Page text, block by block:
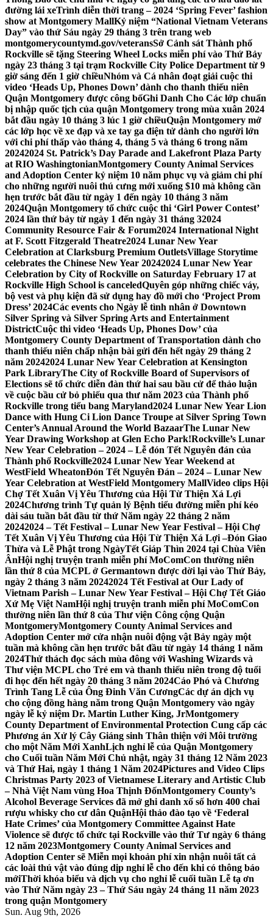
đường lái xeTrình diễn thời trang – 2024 ‘Spring Fever’ fashion
show at Montgomery MallKỷ niệm “National Vietnam Veterans
Day” vào thứ Sáu ngày 29 tháng 3 trên trang web
montgomerycountymd.gov/veteransSở Cảnh sát Thành phố
Rockville sẽ tặng Steering Wheel Locks miễn phí vào Thứ Bảy
ngày 23 tháng 3 tại trạm Rockville City Police Department từ 9
giờ sáng đến 1 giờ chiềuNhóm và Cá nhân đoạt giải cuộc thi
video ‘Heads Up, Phones Down’ dành cho thanh thiếu niên
Quận Montgomery được công bốGhi Danh Cho Các lớp chuẩn
bị nhập quốc tịch của quận Montgomery trong mùa xuân 2024
bắt đầu ngày 10 tháng 3 lúc 1 giờ chiềuQuận Montgomery mở
các lớp học về xe đạp và xe tay ga điện tử dành cho người lớn
với chi phí thấp vào tháng 4, tháng 5 và tháng 6 trong năm
20242024 St. Patrick’s Day Parade and Lakefront Plaza Party
at RIO WashingtonianMontgomery County Animal Services
and Adoption Center kỷ niệm 10 năm phục vụ và giảm chi phí
cho những người nuôi thú cưng mới xuống $10 mà không cần
hẹn trước bắt đầu từ ngày 1 đến ngày 10 tháng 3 năm
2024Quận Montgomery tổ chức cuộc thi ‘Girl Power Contest’
2024 lần thứ bảy từ ngày 1 đến ngày 31 tháng 32024
Community Resource Fair & Forum2024 International Night
at F. Scott Fitzgerald Theatre2024 Lunar New Year
Celebration at Clarksburg Premium OutletsVillage Storytime
celebrates the Chinese New Year 20242024 Lunar New Year
Celebration by City of Rockville on Saturday February 17 at
Rockville High School is canceledQuyên góp những chiếc váy,
bộ vest và phụ kiện đã sử dụng hay đồ mới cho ‘Project Prom
Dress’ 2024Các events cho Ngày lễ tình nhân ở Downtown
Silver Spring và Silver Spring Arts and Entertainment
DistrictCuộc thi video ‘Heads Up, Phones Dow’ của
Montgomery County Department of Transportation dành cho
thanh thiếu niên chấp nhận bài gửi đến hết ngày 29 tháng 2
năm 20242024 Lunar New Year Celebration at Kensington
Park LibraryThe City of Rockville Board of Supervisors of
Elections sẽ tổ chức diễn đàn thứ hai sau bầu cử để thảo luận
về cuộc bầu cử bỏ phiếu qua thư năm 2023 của Thành phố
Rockville trong tiểu bang Maryland2024 Lunar New Year Lion
Dance with Hung Ci Lion Dance Troupe at Silver Spring Town
Center’s Annual Around the World BazaarThe Lunar New
Year Drawing Workshop at Glen Echo Park!Rockville’s Lunar
New Year Celebration – 2024 – Lễ đón Tết Nguyên đán của
Thành phố Rockville2024 Lunar New Year Weekend at
WestField WheatonĐón Tết Nguyên Đán – 2024 – Lunar New
Year Celebration at WestField Montgomery MallVideo clips Hội
Chợ Tết Xuân Vị Yêu Thương của Hội Từ Thiện Xá Lợi
2024Chương trình Tự quản lý Bệnh tiểu đường miễn phí kéo
dài sáu tuần bắt đầu từ thứ Năm ngày 22 tháng 2 năm
20242024 – Tết Festival – Lunar New Year Festival – Hội Chợ
Tết Xuân Vị Yêu Thương của Hội Từ Thiện Xá Lợi –Đón Giao
Thừa và Lễ Phật trong NgàyTết Giáp Thìn 2024 tại Chùa Viên
ÂnHội nghị truyện tranh miễn phí MoComCon thường niên
lần thứ 8 của MCPL ở Germantown được dời lại vào Thứ Bảy,
ngày 2 tháng 3 năm 20242024 Tết Festival at Our Lady of
Vietnam Parish – Lunar New Year Festival – Hội Chợ Tết Giáo
Xứ Mẹ Việt NamHội nghị truyện tranh miễn phí MoComCon
thường niên lần thứ 8 của Thư viện Công cộng Quận
MontgomeryMontgomery County Animal Services and
Adoption Center mở cửa nhận nuôi động vật Bảy ngày một
tuần mà không cần hẹn trước bắt đầu từ ngày 14 tháng 1 năm
2024Thử thách đọc sách mùa đông với Washing Wizards và
Thư viện MCPL cho Trẻ em và thanh thiếu niên trong độ tuổi
đi học đến hết ngày 20 tháng 3 năm 2024Cáo Phó và Chương
Trình Tang Lễ của Ông Đinh Văn CươngCác dự án dịch vụ
cho cộng đồng hàng năm trong Quận Montgomery vào ngày
ngày lễ kỷ niệm Dr. Martin Luther King, JrMontgomery
County Department of Environmental Protection Cung cấp các
Phương án Xử lý Cây Giáng sinh Thân thiện với Môi trường
cho một Năm Mới XanhLịch nghỉ lễ của Quận Montgomery
cho Cuối tuần Năm Mới Chủ nhật, ngày 31 tháng 12 Năm 2023
và Thứ Hai, ngày 1 tháng 1 Năm 2024Pictures and Video Clips
Christmas Party 2023 of Vietnamese Literary and Artistic Club
– Nhà Việt Nam vùng Hoa Thịnh ĐốnMontgomery County’s
Alcohol Beverage Services đã mở ghi danh xổ số hơn 400 chai
rượu whisky cho cư dân QuậnHội thảo đào tạo về ‘Federal
Hate Crimes’ của Montgomery Committee Against Hate
Violence sẽ được tổ chức tại Rockville vào thứ Tư ngày 6 tháng
12 năm 2023Montgomery County Animal Services and
Adoption Center sẽ Miễn mọi khoản phí xin nhận nuôi tất cả
các loài thú vật vào đúng dịp nghỉ lễ cho đến khi có thông báo
mớiThời khóa biểu và dịch vụ cho nghỉ lễ cuối tuần Lễ tạ ơn
vào Thứ Năm ngày 23 – Thứ Sáu ngày 24 tháng 11 năm 2023
trong quận Montgomery
Sun. Aug 9th, 2026